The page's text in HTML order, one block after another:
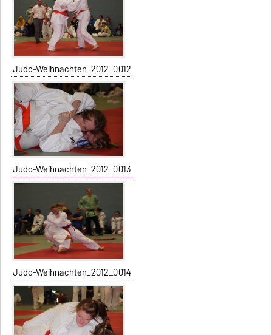
Judo-Weihnachten_2012_0012
Judo-Weihnachten_2012_0013
Judo-Weihnachten_2012_0014